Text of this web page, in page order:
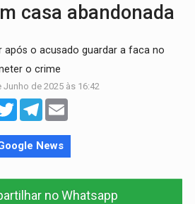
casa abandonada
após o acusado guardar a faca no
o crime
Junho de 2025 às 16:42
TwitterTelegram
News
no Whatsapp